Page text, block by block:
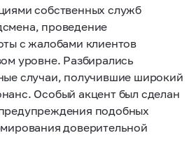
собственных служб
проведение
с жалобами клиентов
уровне. Разбирались
случаи, получившие широкий
Особый акцент был сделан
подобных
доверительной